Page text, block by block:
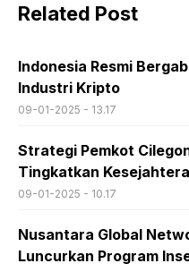
Related Post
Indonesia Resmi
Industri Kripto
09-01-2025 - 13.17
Strategi Pemkot
Tingkatkan
09-01-2025 - 10.17
Nusantara Global
Luncurkan Program